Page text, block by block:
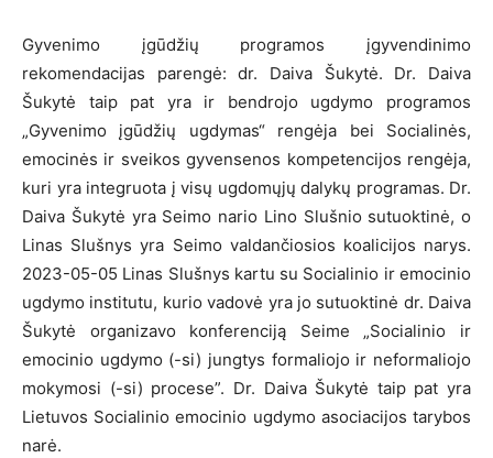
Gyvenimo įgūdžių programos įgyvendinimo
rekomendacijas parengė: dr. Daiva Šukytė. Dr. Daiva
Šukytė taip pat yra ir bendrojo ugdymo programos
„Gyvenimo įgūdžių ugdymas“ rengėja bei Socialinės,
emocinės ir sveikos gyvensenos kompetencijos rengėja,
kuri yra integruota į visų ugdomųjų dalykų programas. Dr.
Daiva Šukytė yra Seimo nario Lino Slušnio sutuoktinė, o
Linas Slušnys yra Seimo valdančiosios koalicijos narys.
2023-05-05 Linas Slušnys kartu su Socialinio ir emocinio
ugdymo institutu, kurio vadovė yra jo sutuoktinė dr. Daiva
Šukytė organizavo konferenciją Seime „Socialinio ir
emocinio ugdymo (-si) jungtys formaliojo ir neformaliojo
mokymosi (-si) procese”. Dr. Daiva Šukytė taip pat yra
Lietuvos Socialinio emocinio ugdymo asociacijos tarybos
narė.